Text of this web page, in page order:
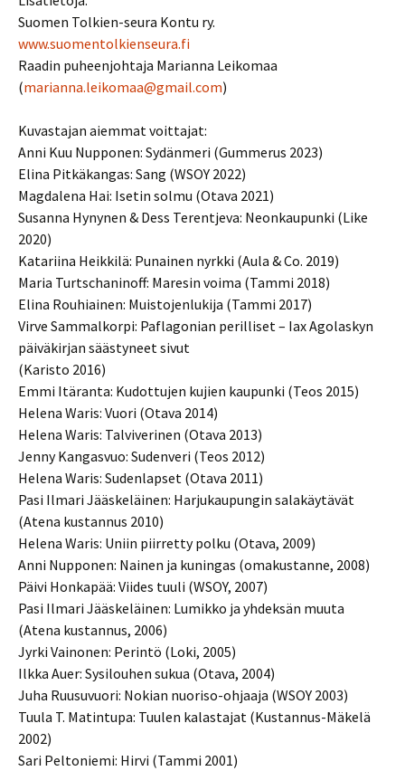
Suomen Tolkien-seura Kontu ry.
www.suomentolkienseura.fi
Raadin puheenjohtaja Marianna Leikomaa
(marianna.leikomaa@gmail.com)
Kuvastajan aiemmat voittajat:
Anni Kuu Nupponen: Sydänmeri (Gummerus 2023)
Elina Pitkäkangas: Sang (WSOY 2022)
Magdalena Hai: Isetin solmu (Otava 2021)
Susanna Hynynen & Dess Terentjeva: Neonkaupunki (Like
2020)
Katariina Heikkilä: Punainen nyrkki (Aula & Co. 2019)
Maria Turtschaninoff: Maresin voima (Tammi 2018)
Elina Rouhiainen: Muistojenlukija (Tammi 2017)
Virve Sammalkorpi: Paflagonian perilliset – Iax Agolaskyn
päiväkirjan säästyneet sivut
(Karisto 2016)
Emmi Itäranta: Kudottujen kujien kaupunki (Teos 2015)
Helena Waris: Vuori (Otava 2014)
Helena Waris: Talviverinen (Otava 2013)
Jenny Kangasvuo: Sudenveri (Teos 2012)
Helena Waris: Sudenlapset (Otava 2011)
Pasi Ilmari Jääskeläinen: Harjukaupungin salakäytävät
(Atena kustannus 2010)
Helena Waris: Uniin piirretty polku (Otava, 2009)
Anni Nupponen: Nainen ja kuningas (omakustanne, 2008)
Päivi Honkapää: Viides tuuli (WSOY, 2007)
Pasi Ilmari Jääskeläinen: Lumikko ja yhdeksän muuta
(Atena kustannus, 2006)
Jyrki Vainonen: Perintö (Loki, 2005)
Ilkka Auer: Sysilouhen sukua (Otava, 2004)
Juha Ruusuvuori: Nokian nuoriso-ohjaaja (WSOY 2003)
Tuula T. Matintupa: Tuulen kalastajat (Kustannus-Mäkelä
2002)
Sari Peltoniemi: Hirvi (Tammi 2001)